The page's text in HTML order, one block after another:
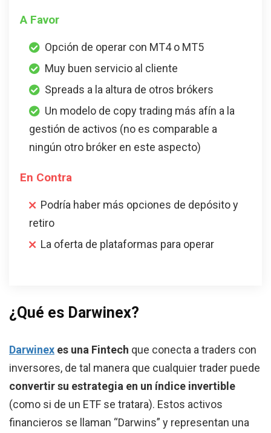
A Favor
Opción de operar con MT4 o MT5
Muy buen servicio al cliente
Spreads a la altura de otros brókers
Un modelo de copy trading más afín a la
gestión de activos (no es comparable a
ningún otro bróker en este aspecto)
En Contra
Podría haber más opciones de depósito y
retiro
La oferta de plataformas para operar
¿Qué es Darwinex?
Darwinex es una Fintech que conecta a traders con
inversores, de tal manera que cualquier trader puede
convertir su estrategia en un índice invertible
(como si de un ETF se tratara). Estos activos
financieros se llaman “Darwins” y representan una